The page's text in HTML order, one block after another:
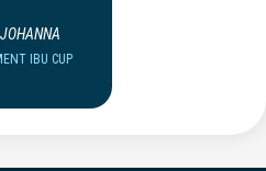
JOHANNA
IBU CUP